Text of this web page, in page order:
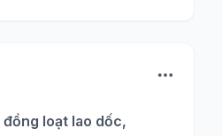
đồng loạt lao dốc,